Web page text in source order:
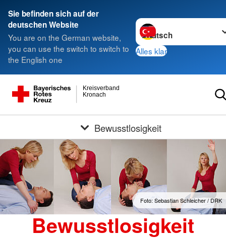
Sie befinden sich auf der
deutschen Website
You are on the German website,
you can use the switch to switch to
the English one
Sprache wechseln zu
Alles klar
Kronach
Kreisverband
Bewusstlosigkeit
Foto: Sebastian Schleicher / DRK
Bewusstlosigkeit